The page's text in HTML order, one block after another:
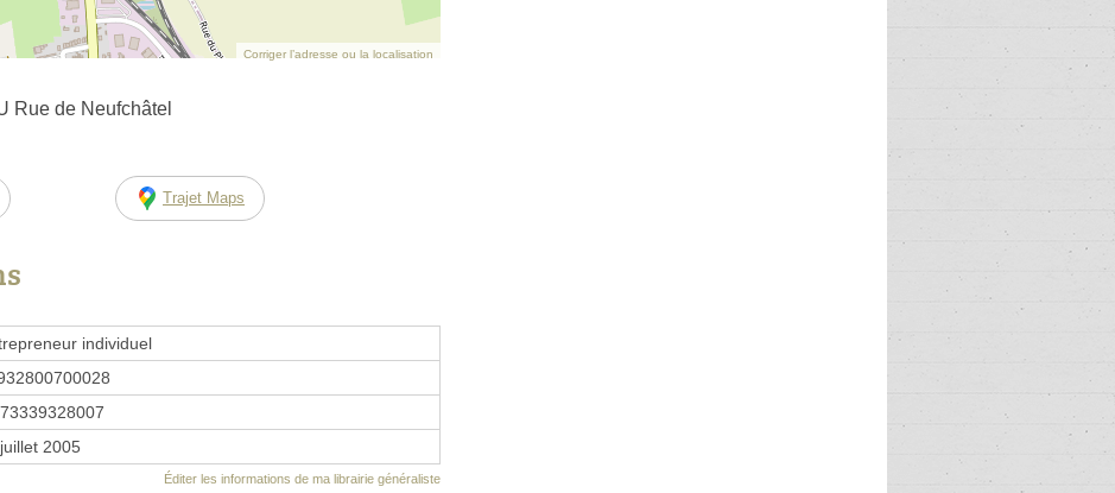
Corriger l’adresse ou la localisation
Rue de Neufchâtel
Trajet Maps
individuel
2005
Éditer les informations de ma librairie généraliste